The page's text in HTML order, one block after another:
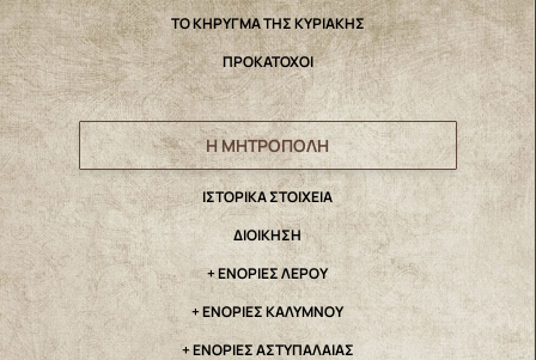
ΤΟ ΚΗΡΥΓΜΑ ΤΗΣ ΚΥΡΙΑΚΗΣ
ΠΡΟΚΑΤΟΧΟΙ
Η ΜΗΤΡΟΠΟΛΗ
IΣΤΟΡΙΚΑ ΣΤΟΙΧΕΙΑ
ΔΙΟΙΚΗΣΗ
+ ΕΝΟΡΙΕΣ ΛΕΡΟΥ
+ ΕΝΟΡΙΕΣ ΚΑΛΥΜΝΟΥ
+ ΕΝΟΡΙΕΣ ΑΣΤΥΠΑΛΑΙΑΣ